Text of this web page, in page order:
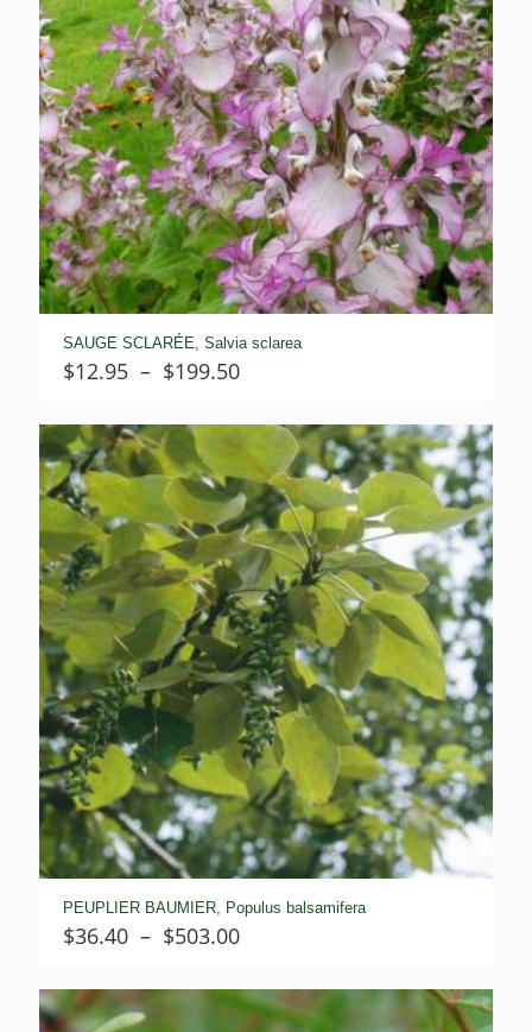
SAUGE SCLARÉE, Salvia sclarea
$12.95 – $199.50Plage
$12.95
$199.50
PEUPLIER BAUMIER, Populus balsamifera
$36.40 – $503.00Plage
$36.40